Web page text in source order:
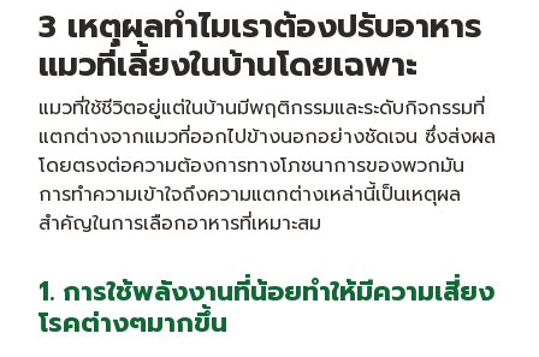
3 เหตุผลทำไมเราต้องปรับอาหาร
แมวที่เลี้ยงในบ้านโดยเฉพาะ
แมวที่ใช้ชีวิตอยู่แต่ในบ้านมีพฤติกรรมและระดับกิจกรรมที่
แตกต่างจากแมวที่ออกไปข้างนอกอย่างชัดเจน ซึ่งส่งผล
โดยตรงต่อความต้องการทางโภชนาการของพวกมัน
การทำความเข้าใจถึงความแตกต่างเหล่านี้เป็นเหตุผล
สำคัญในการเลือกอาหารที่เหมาะสม
1. การใช้พลังงานที่น้อยทำให้มีความเสี่ยง
โรคต่างๆมากขึ้น